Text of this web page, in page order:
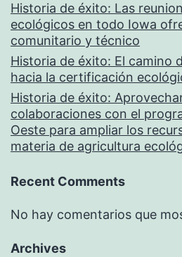
Historia de éxito: Las
ecológicos en todo Iowa
comunitario y técnico
Historia de éxito: El camino
hacia la certificación
Historia de éxito:
colaboraciones con el
Oeste para ampliar los
materia de agricultura
Recent Comments
No hay comentarios que
Archives